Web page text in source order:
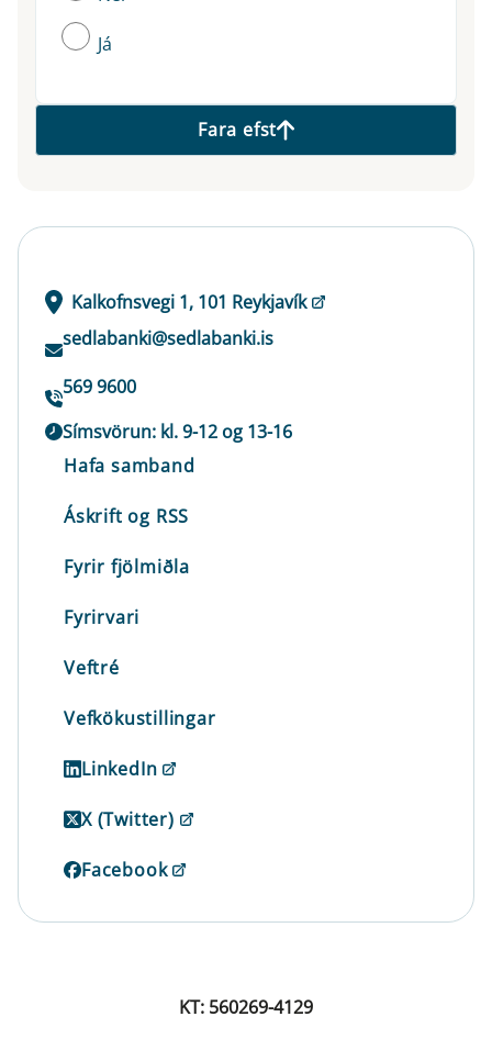
Já
Fara efst
Kalkofnsvegi 1, 101 Reykjavík
sedlabanki@sedlabanki.is
569 9600
Símsvörun: kl. 9-12 og 13-16
Hafa samband
Áskrift og RSS
Fyrir fjölmiðla
Fyrirvari
Veftré
Vefkökustillingar
LinkedIn
X (Twitter)
Facebook
KT: 560269-4129